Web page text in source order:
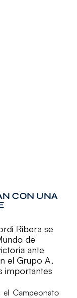
CON UNA
Ribera se
de
ante
el Grupo A,
importantes
elCampeonato